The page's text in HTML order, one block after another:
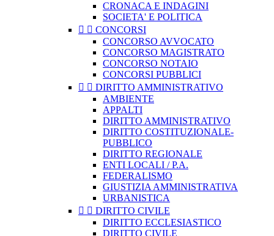
CRONACA E INDAGINI
SOCIETA' E POLITICA
  CONCORSI
CONCORSO AVVOCATO
CONCORSO MAGISTRATO
CONCORSO NOTAIO
CONCORSI PUBBLICI
  DIRITTO AMMINISTRATIVO
AMBIENTE
APPALTI
DIRITTO AMMINISTRATIVO
DIRITTO COSTITUZIONALE-
PUBBLICO
DIRITTO REGIONALE
ENTI LOCALI / P.A.
FEDERALISMO
GIUSTIZIA AMMINISTRATIVA
URBANISTICA
  DIRITTO CIVILE
DIRITTO ECCLESIASTICO
DIRITTO CIVILE